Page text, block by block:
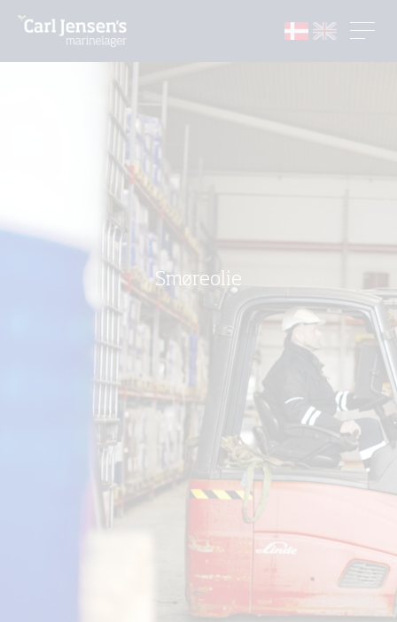
Smøreolie
Vi leverer smøreolie til erhvervskunder og tilbyder en lang
række produkter af smøremidler fra Mobil, Fuchs, Castrol,